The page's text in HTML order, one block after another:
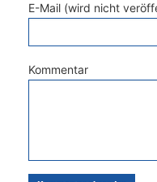
E-Mail (wird nicht
Kommentar